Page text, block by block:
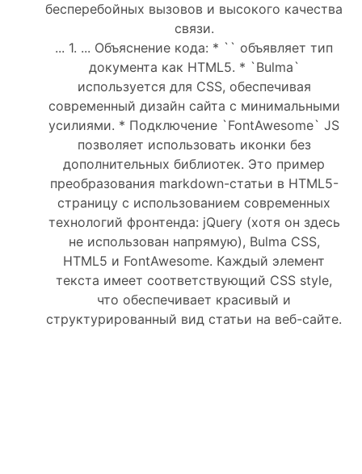
бесперебойных вызовов и высокого качества
связи.
... 1. ... Объяснение кода: * `` объявляет тип
документа как HTML5. * `Bulma`
используется для CSS, обеспечивая
современный дизайн сайта с минимальными
усилиями. * Подключение `FontAwesome` JS
позволяет использовать иконки без
дополнительных библиотек. Это пример
преобразования markdown-статьи в HTML5-
страницу с использованием современных
технологий фронтенда: jQuery (хотя он здесь
не использован напрямую), Bulma CSS,
HTML5 и FontAwesome. Каждый элемент
текста имеет соответствующий CSS style,
что обеспечивает красивый и
структурированный вид статьи на веб-сайте.